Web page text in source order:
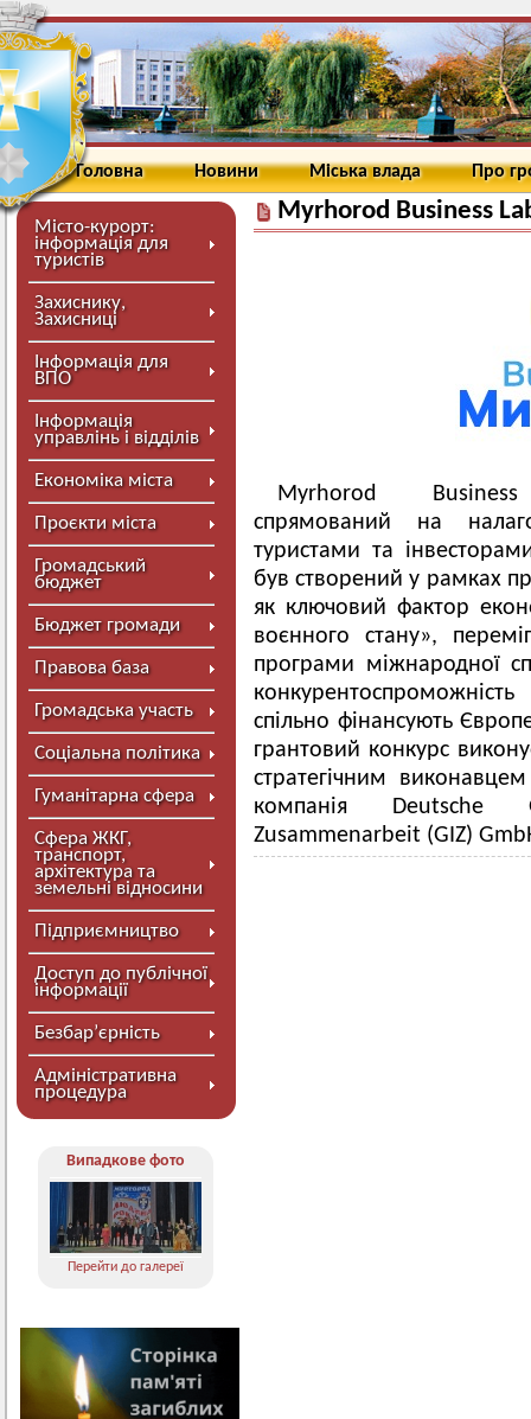
Головна Новини Міська влада Про
Місто-курорт:
інформація для
туристів
Захиснику,
Захисниці
Інформація для
ВПО
Інформація
управлінь і відділів
Економіка міста
Проєкти міста
Громадський
бюджет
Бюджет громади
Правова база
Громадська участь
Соціальна політика
Гуманітарна сфера
Сфера ЖКГ,
транспорт,
архітектура та
земельні відносини
Підприємництво
Доступ до публічної
інформації
Безбар’єрність
Адміністративна
процедура
Випадкове фото
Перейти до галереї
Myrhorod Business
Myrhorod Business
спрямований на
туристами та
був створений у рамках
як ключовий фактор
воєнного стану»,
програми міжнародної
спільно фінансують
грантовий конкурс
стратегічним
компанія Deutsche
Zusammenarbeit (GIZ)